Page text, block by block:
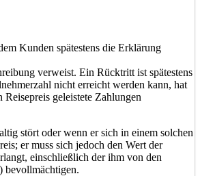
Kunden spätestens die Erklärung
verweist. Ein Rücktritt ist spätestens
nicht erreicht werden kann, hat
geleistete Zahlungen
stört oder wenn er sich in einem solchen
er muss sich jedoch den Wert der
einschließlich der ihm von den
bevollmächtigen.